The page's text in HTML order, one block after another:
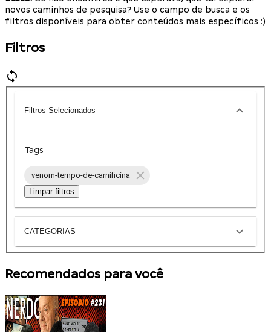
novos caminhos de pesquisa? Use o campo de busca e os
filtros disponíveis para obter conteúdos mais específicos :)
Filtros
Filtros Selecionados
Tags
venom-tempo-de-carnificina
Limpar filtros
CATEGORIAS
Recomendados para você